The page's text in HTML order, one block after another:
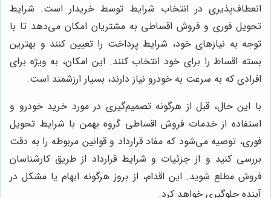
انعطاف‌پذیری در انتخاب شرایط توسط خریدار است. شرایط
تحویل فوری و فروش اقساطی به مشتریان امکان می‌دهد تا با
توجه به نیازهای خود، شرایط پرداخت را تعیین کنند و بهترین
بسته اقساط را برای خود انتخاب کنند. این امکان، به ویژه برای
افرادی که به سرعت به خودرو نیاز دارند، بسیار ارزشمند است.
با این حال، قبل از هرگونه تصمیم‌گیری در مورد خرید خودرو و
استفاده از خدمات فروش اقساطی گروه بهمن با شرایط تحویل
فوری، توصیه می‌شود که مفاد قرارداد و قوانین مربوطه را به دقت
بررسی کنید و از جزئیات و شرایط قرارداد از طریق کارشناسان
فروش مطلع شوید. این اقدام، از بروز هرگونه ابهام یا مشکل در
آینده جلوگیری خواهد کرد.